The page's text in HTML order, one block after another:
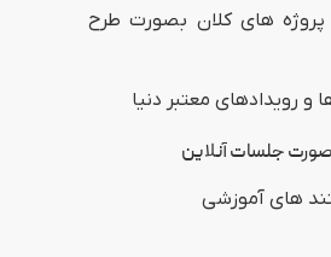
های کلان بصورت طرح
و رویدادهای معتبر دنیا
جلسات آنلاین
های آموزشی